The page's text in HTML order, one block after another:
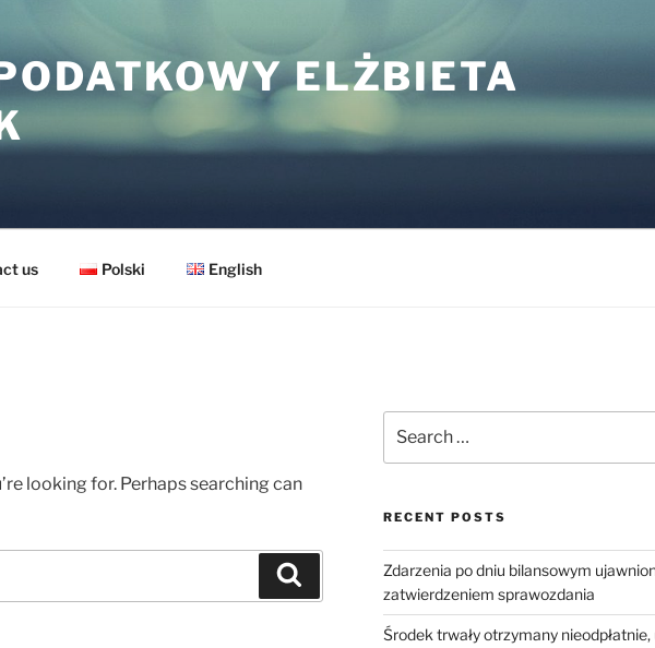
ELŻBIETA
us Polski English
looking for. Perhaps searching can
for:
RECENT POSTS
Zdarzenia po dniu bilansowym
zatwierdzeniem sprawozdania
Środek trwały otrzymany